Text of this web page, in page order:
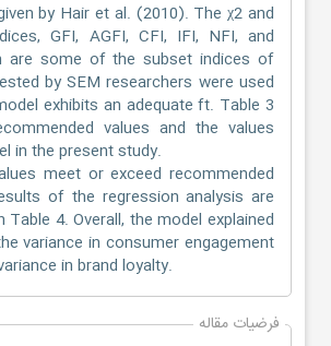
by Hair et al. (2010). The χ2 and
GFI, AGFI, CFI, IFI, NFI, and
are some of the subset indices of
by SEM researchers were used
exhibits an adequate ft. Table 3
values and the values
in the present study.
meet or exceed recommended
of the regression analysis are
Table 4. Overall, the model explained
variance in consumer engagement
in brand loyalty.
فرضیات مقاله